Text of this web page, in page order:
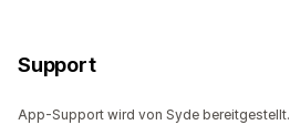
Support
App-Support wird von Syde bereitgestellt.